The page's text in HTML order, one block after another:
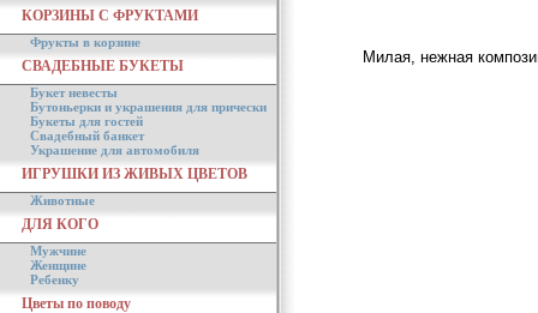
КОРЗИНЫ С ФРУКТАМИ
Фрукты в корзине
СВАДЕБНЫЕ БУКЕТЫ
Букет невесты
Бутоньерки и украшения для прически
Букеты для гостей
Свадебный банкет
Украшение для автомобиля
ИГРУШКИ ИЗ ЖИВЫХ ЦВЕТОВ
Животные
ДЛЯ КОГО
Мужчине
Женщине
Ребенку
Цветы по поводу
Милая, нежная